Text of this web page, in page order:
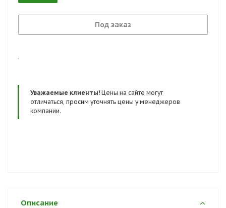
Под заказ
.
Уважаемые клиенты! Цены на сайте могут
отличаться, просим уточнять цены у менеджеров
компании.
Описание